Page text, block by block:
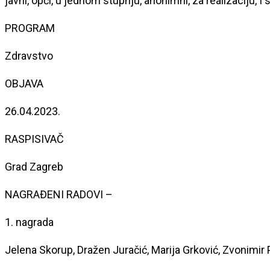
PROGRAM
Zdravstvo
OBJAVA
26.04.2023.
RASPISIVAČ
Grad Zagreb
NAGRAĐENI RADOVI –
1. nagrada
Jelena Skorup, Dražen Juračić, Marija Grković, Zvonimir